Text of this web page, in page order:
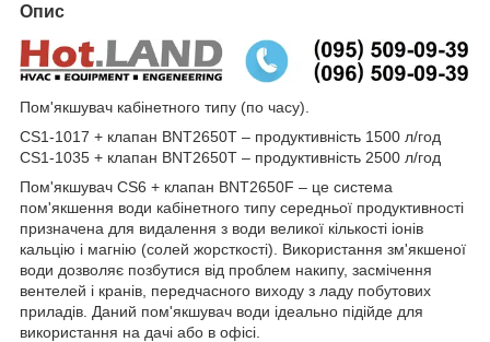
Опис
Пом'якшувач кабінетного типу (по часу).
CS1-1017 + клапан BNT2650T – продуктивність 1500 л/год
CS1-1035 + клапан BNT2650T – продуктивність 2500 л/год
Пом'якшувач CS6 + клапан BNT2650F – це система
пом'якшення води кабінетного типу середньої продуктивності
призначена для видалення з води великої кількості іонів
кальцію і магнію (солей жорсткості). Використання зм'якшеної
води дозволяє позбутися від проблем накипу, засмічення
вентелей і кранів, передчасного виходу з ладу побутових
приладів. Даний пом'якшувач води ідеально підійде для
використання на дачі або в офісі.